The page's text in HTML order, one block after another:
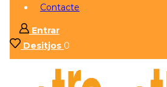
Contacte
Entrar
Desitjos 0